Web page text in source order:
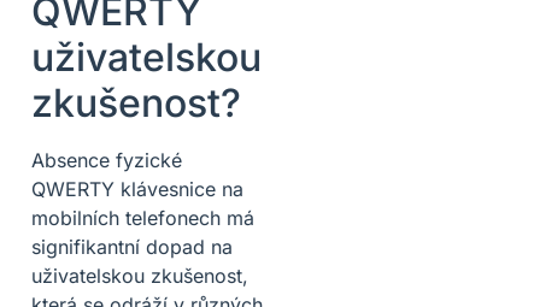
QWERTY
uživatelskou
zkušenost?
Absence fyzické
QWERTY klávesnice na
mobilních telefonech má
signifikantní dopad na
uživatelskou zkušenost,